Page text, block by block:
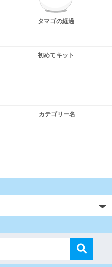
タマゴの経過
初めてキット
カテゴリー名